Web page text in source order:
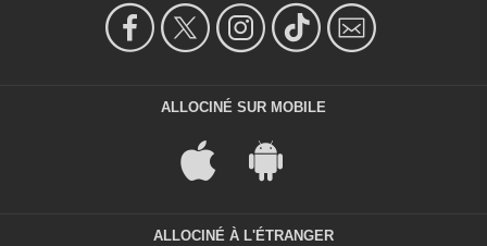
ALLOCINÉ SUR MOBILE
ALLOCINÉ À L'ÉTRANGER